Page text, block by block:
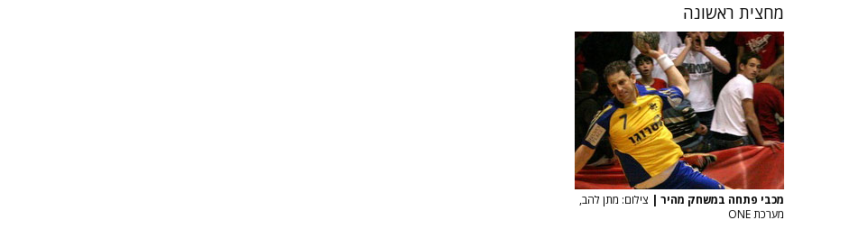
מחצית ראשונה
מכבי פתחה במשחק מהיר | צילום: מתן להב,
מערכת ONE